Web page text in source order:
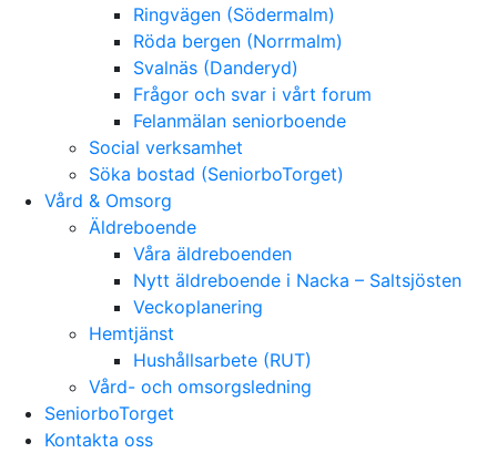
Ringvägen (Södermalm)
Röda bergen (Norrmalm)
Svalnäs (Danderyd)
Frågor och svar i vårt forum
Felanmälan seniorboende
Social verksamhet
Söka bostad (SeniorboTorget)
Vård & Omsorg
Äldreboende
Våra äldreboenden
Nytt äldreboende i Nacka – Saltsjösten
Veckoplanering
Hemtjänst
Hushållsarbete (RUT)
Vård- och omsorgsledning
SeniorboTorget
Kontakta oss